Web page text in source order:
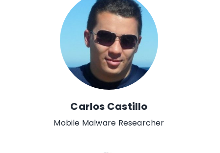
Carlos Castillo
Mobile Malware Researcher